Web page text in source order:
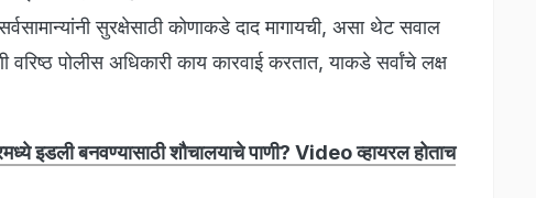
सुरक्षेसाठी कोणाकडे दाद मागायची, असा थेट सवाल
पोलीस अधिकारी काय कारवाई करतात, याकडे सर्वांचे लक्ष
इडली बनवण्यासाठी शौचालयाचे पाणी? Video व्हायरल होताच